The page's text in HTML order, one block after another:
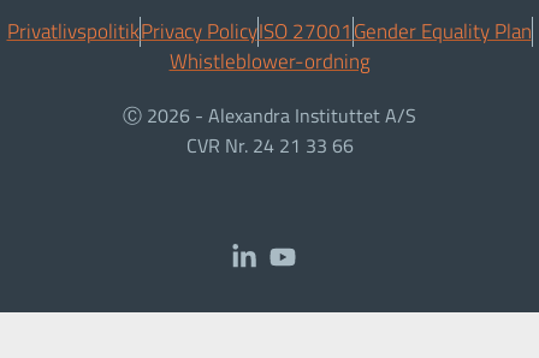
PrivatlivspolitikPrivacy PolicyISO 27001Gender Equality Plan
Whistleblower-ordning
Ⓒ 2026 - Alexandra Instituttet A/S
CVR Nr. 24 21 33 66